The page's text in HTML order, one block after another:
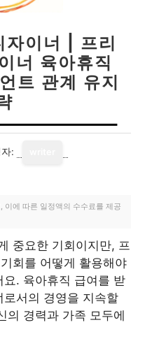
이너 | 프리
너 육아휴직
트 관계 유지
:
이에 따른 일정액의 수수료를 제공
중요한 기회이지만, 프
회를 어떻게 활용해야
. 육아휴직 급여를 받
서의 경영을 지속할
의 경력과 가족 모두에